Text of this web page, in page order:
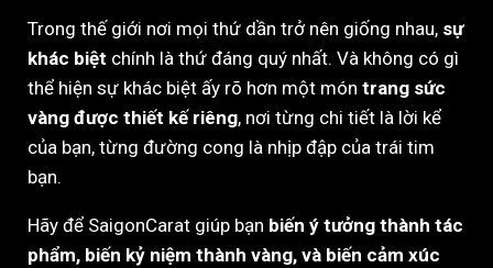
Trong thế giới nơi mọi thứ dần trở nên giống nhau, sự
khác biệt chính là thứ đáng quý nhất. Và không có gì
thể hiện sự khác biệt ấy rõ hơn một món trang sức
vàng được thiết kế riêng, nơi từng chi tiết là lời kể
của bạn, từng đường cong là nhịp đập của trái tim
bạn.
Hãy để SaigonCarat giúp bạn biến ý tưởng thành tác
phẩm, biến kỷ niệm thành vàng, và biến cảm xúc